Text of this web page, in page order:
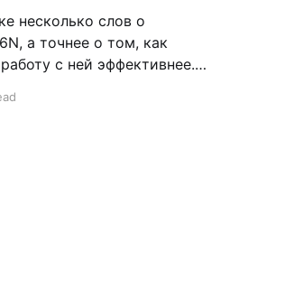
несколько слов о
а точнее о том, как
с ней эффективнее.
открыл. Напомню,